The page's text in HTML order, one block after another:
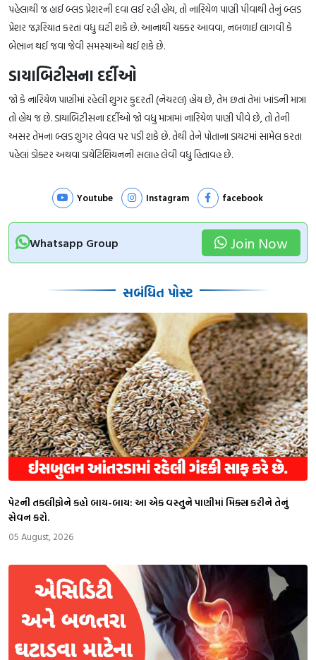
પહેલાથી જ હાઈ બ્લડ પ્રેશરની દવા લઈ રહી હોય, તો નારિયેળ પાણી પીવાથી તેનું બ્લડ
પ્રેશર જરૂરિયાત કરતાં વધુ ઘટી શકે છે. આનાથી ચક્કર આવવા, નબળાઈ લાગવી કે
બેભાન થઈ જવા જેવી સમસ્યાઓ થઈ શકે છે.
ડાયાબિટીસના દર્દીઓ
જો કે નારિયેળ પાણીમાં રહેલી શુગર કુદરતી (નેચરલ) હોય છે, તેમ છતાં તેમાં ખાંડની માત્રા
તો હોય જ છે. ડાયાબિટીસના દર્દીઓ જો વધુ માત્રામાં નારિયેળ પાણી પીવે છે, તો તેની
અસર તેમના બ્લડ શુગર લેવલ પર પડી શકે છે. તેથી તેને પોતાના ડાયટમાં સામેલ કરતા
પહેલાં ડોક્ટર અથવા ડાયેટિશિયનની સલાહ લેવી વધુ હિતાવહ છે.
Youtube Instagram facebook
Whatsapp Group Join Now
સબંધિત પોસ્ટ
પેટની તકલીફોને કહો બાય-બાય: આ એક વસ્તુને પાણીમાં મિક્સ કરીને તેનું
સેવન કરો.
05 August, 2026